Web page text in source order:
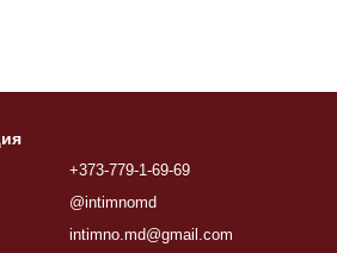
+373-779-1-69-69
@intimnomd
intimno.md@gmail.com